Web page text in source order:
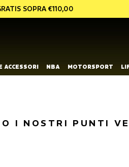
SOPRA €110,00
ACCESSORI NBA MOTORSPORT
I NOSTRI PUNTI